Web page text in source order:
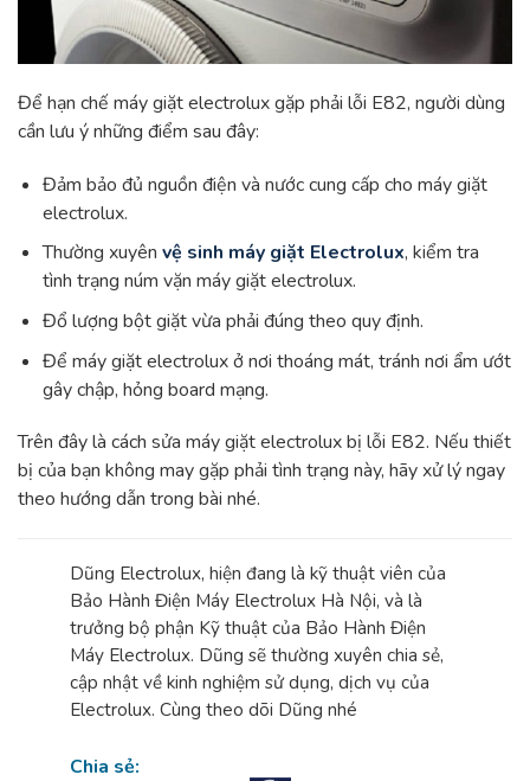
Để hạn chế máy giặt electrolux gặp phải lỗi E82, người dùng
cần lưu ý những điểm sau đây:
Đảm bảo đủ nguồn điện và nước cung cấp cho máy giặt
electrolux.
Thường xuyên vệ sinh máy giặt Electrolux, kiểm tra
tình trạng núm vặn máy giặt electrolux.
Đổ lượng bột giặt vừa phải đúng theo quy định.
Để máy giặt electrolux ở nơi thoáng mát, tránh nơi ẩm ướt
gây chập, hỏng board mạng.
Trên đây là cách sửa máy giặt electrolux bị lỗi E82. Nếu thiết
bị của bạn không may gặp phải tình trạng này, hãy xử lý ngay
theo hướng dẫn trong bài nhé.
Dũng Electrolux, hiện đang là kỹ thuật viên của
Bảo Hành Điện Máy Electrolux Hà Nội, và là
trưởng bộ phận Kỹ thuật của Bảo Hành Điện
Máy Electrolux. Dũng sẽ thường xuyên chia sẻ,
cập nhật về kinh nghiệm sử dụng, dịch vụ của
Electrolux. Cùng theo dõi Dũng nhé
Chia sẻ: